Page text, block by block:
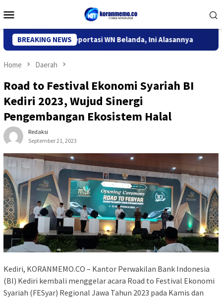
to
Menu
BREAKING NEWS
Kediri Deportasi WN Belanda, Ini Alasannya 9 Desa di
Home Daerah
Road to Festival Ekonomi Syariah BI
Kediri 2023, Wujud Sinergi
Pengembangan Ekosistem Halal
Redaksi
September 21, 2023
Kediri, KORANMEMO.CO – Kantor Perwakilan Bank Indonesia
(BI) Kediri kembali menggelar acara Road to Festival Ekonomi
Syariah (FESyar) Regional Jawa Tahun 2023 pada Kamis dan